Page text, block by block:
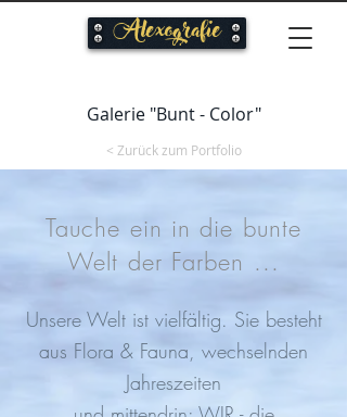
Alexografie
Galerie "Bunt - Color"
< Zurück zum Portfolio
Tauche ein in die bunte
Welt der Farben ...
Unsere Welt ist vielfältig. Sie besteht
aus Flora & Fauna, wechselnden
Jahreszeiten